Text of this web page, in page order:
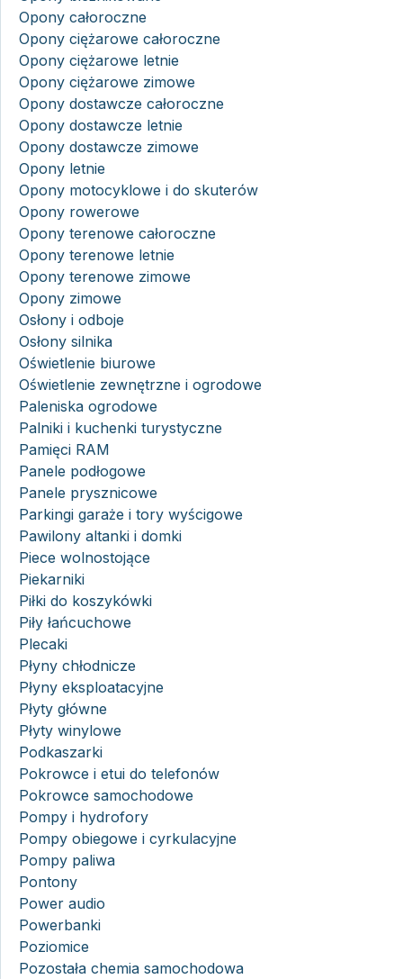
Opony całoroczne
Opony ciężarowe całoroczne
Opony ciężarowe letnie
Opony ciężarowe zimowe
Opony dostawcze całoroczne
Opony dostawcze letnie
Opony dostawcze zimowe
Opony letnie
Opony motocyklowe i do skuterów
Opony rowerowe
Opony terenowe całoroczne
Opony terenowe letnie
Opony terenowe zimowe
Opony zimowe
Osłony i odboje
Osłony silnika
Oświetlenie biurowe
Oświetlenie zewnętrzne i ogrodowe
Paleniska ogrodowe
Palniki i kuchenki turystyczne
Pamięci RAM
Panele podłogowe
Panele prysznicowe
Parkingi garaże i tory wyścigowe
Pawilony altanki i domki
Piece wolnostojące
Piekarniki
Piłki do koszykówki
Piły łańcuchowe
Plecaki
Płyny chłodnicze
Płyny eksploatacyjne
Płyty główne
Płyty winylowe
Podkaszarki
Pokrowce i etui do telefonów
Pokrowce samochodowe
Pompy i hydrofory
Pompy obiegowe i cyrkulacyjne
Pompy paliwa
Pontony
Power audio
Powerbanki
Poziomice
Pozostała chemia samochodowa